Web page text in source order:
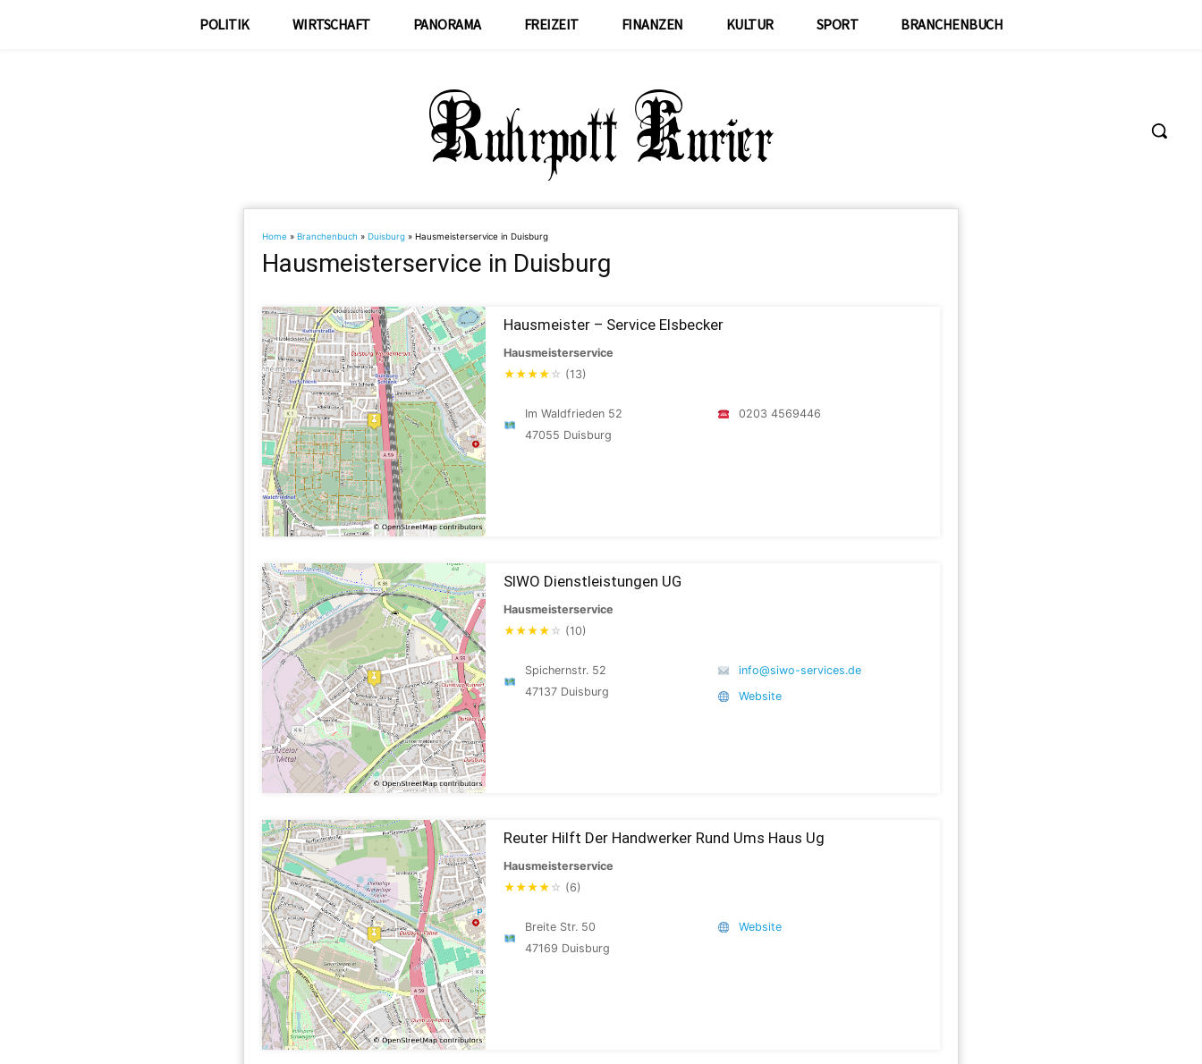
POLITIK WIRTSCHAFT PANORAMA FREIZEIT FINANZEN KULTUR SPORT BRANCHENBUCH
Home » Branchenbuch » Duisburg » Hausmeisterservice in Duisburg
Hausmeisterservice in Duisburg
Hausmeister – Service Elsbecker
Hausmeisterservice
★★★★ ☆ (13)
Im Waldfrieden 52
47055 Duisburg
0203 4569446
SIWO Dienstleistungen UG
Hausmeisterservice
★★★★ ☆ (10)
Spichernstr. 52
47137 Duisburg
info@siwo-services.de
Website
Reuter Hilft Der Handwerker Rund Ums Haus Ug
Hausmeisterservice
★★★★ ☆ (6)
Breite Str. 50
47169 Duisburg
Website